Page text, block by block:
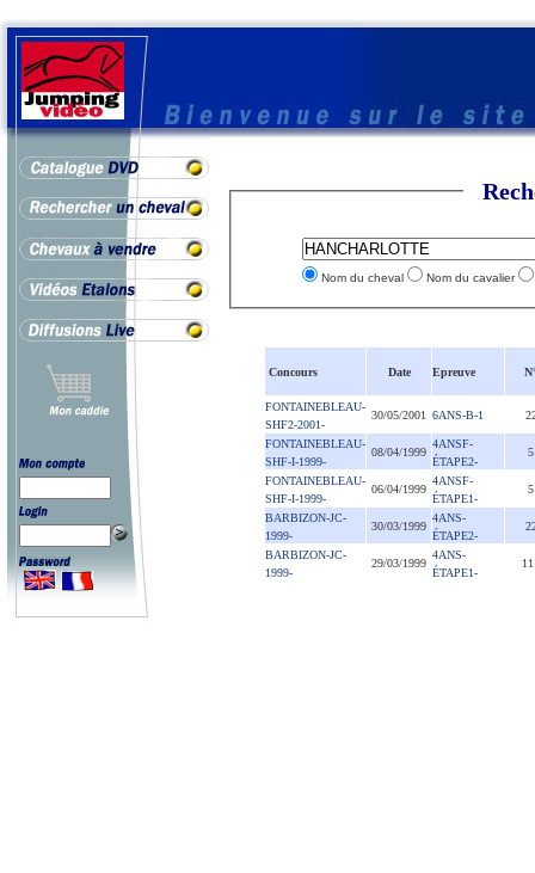
Nom du cheval Nom du cavalier
Concours Date Epreuve
FONTAINEBLEAU-
SHF2-2001-
30/05/2001 6ANS-B-1
FONTAINEBLEAU-
SHF-I-1999-
08/04/1999
4ANSF-
ÉTAPE2-
5
FONTAINEBLEAU-
SHF-I-1999-
06/04/1999
4ANSF-
ÉTAPE1-
5
BARBIZON-JC-
1999-
30/03/1999
4ANS-
ÉTAPE2-
BARBIZON-JC-
1999-
29/03/1999
4ANS-
ÉTAPE1-